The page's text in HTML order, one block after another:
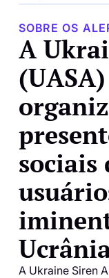
SOBRE OS
A
sociais
A Ukraine Siren